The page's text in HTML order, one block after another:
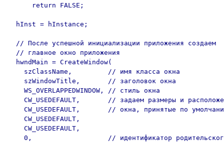
      return FALSE;
  hInst = hInstance;
  // После успешной инициализации приложения создаем
  // главное окно приложения
  hwndMain = CreateWindow(
    szClassName,         // имя класса окна
    szWindowTitle,       // заголовок окна
    WS_OVERLAPPEDWINDOW, // стиль окна
CW_USEDEFAULT,       // задаем размеры и
CW_USEDEFAULT,       // окна, принятые по
    CW_USEDEFAULT,
    CW_USEDEFAULT,
0,                   // идентификатор